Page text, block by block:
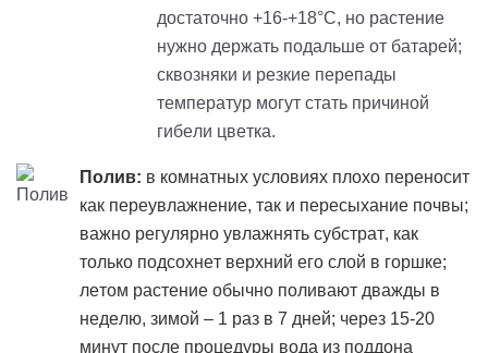
достаточно +16-+18°C, но растение
нужно держать подальше от батарей;
сквозняки и резкие перепады
температур могут стать причиной
гибели цветка.
Полив: в комнатных условиях плохо переносит
как переувлажнение, так и пересыхание почвы;
важно регулярно увлажнять субстрат, как
только подсохнет верхний его слой в горшке;
летом растение обычно поливают дважды в
неделю, зимой – 1 раз в 7 дней; через 15-20
минут после процедуры вода из поддона